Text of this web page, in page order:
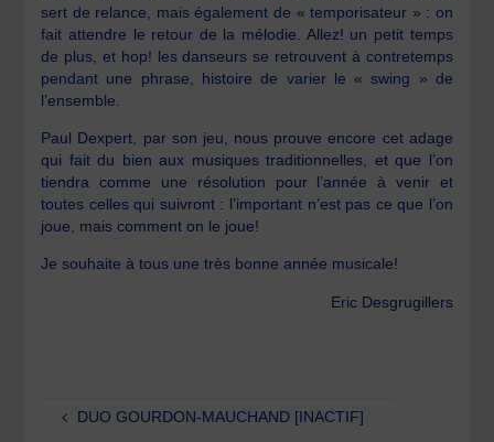
sert de relance, mais également de « temporisateur » : on
fait attendre le retour de la mélodie. Allez! un petit temps
de plus, et hop! les danseurs se retrouvent à contretemps
pendant une phrase, histoire de varier le « swing » de
l’ensemble.
Paul Dexpert, par son jeu, nous prouve encore cet adage
qui fait du bien aux musiques traditionnelles, et que l’on
tiendra comme une résolution pour l’année à venir et
toutes celles qui suivront : l’important n’est pas ce que l’on
joue, mais comment on le joue!
Je souhaite à tous une très bonne année musicale!
Eric Desgrugillers
DUO GOURDON-MAUCHAND [INACTIF]